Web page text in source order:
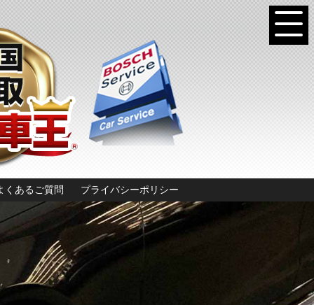
くあるご質問 プライバシーポリシー